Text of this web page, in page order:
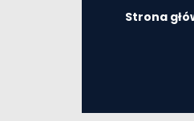
Strona